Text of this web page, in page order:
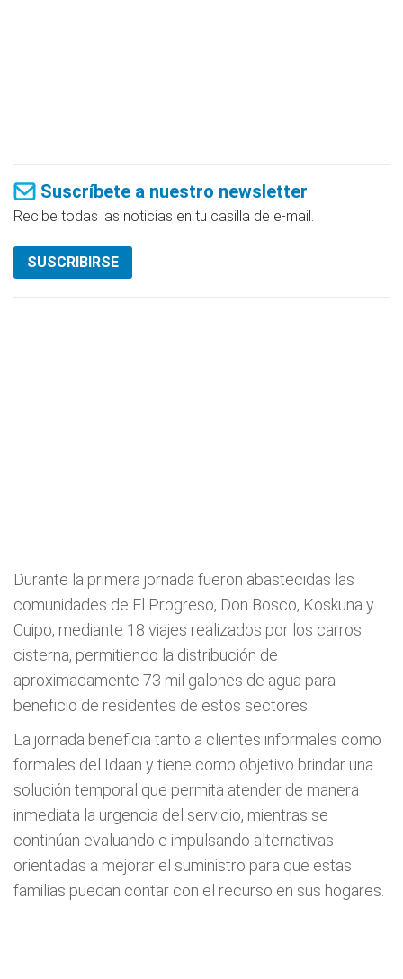
Suscríbete a nuestro newsletter
Recibe todas las noticias en tu casilla de e-mail.
SUSCRIBIRSE
Durante la primera jornada fueron abastecidas las
comunidades de El Progreso, Don Bosco, Koskuna y
Cuipo, mediante 18 viajes realizados por los carros
cisterna, permitiendo la distribución de
aproximadamente 73 mil galones de agua para
beneficio de residentes de estos sectores.
La jornada beneficia tanto a clientes informales como
formales del Idaan y tiene como objetivo brindar una
solución temporal que permita atender de manera
inmediata la urgencia del servicio, mientras se
continúan evaluando e impulsando alternativas
orientadas a mejorar el suministro para que estas
familias puedan contar con el recurso en sus hogares.